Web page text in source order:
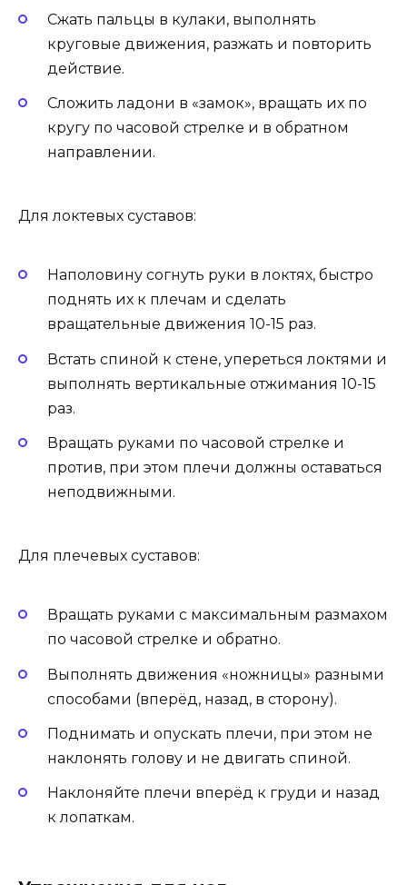
Сжать пальцы в кулаки, выполнять
круговые движения, разжать и повторить
действие.
Сложить ладони в «замок», вращать их по
кругу по часовой стрелке и в обратном
направлении.
Для локтевых суставов:
Наполовину согнуть руки в локтях, быстро
поднять их к плечам и сделать
вращательные движения 10-15 раз.
Встать спиной к стене, упереться локтями и
выполнять вертикальные отжимания 10-15
раз.
Вращать руками по часовой стрелке и
против, при этом плечи должны оставаться
неподвижными.
Для плечевых суставов:
Вращать руками с максимальным размахом
по часовой стрелке и обратно.
Выполнять движения «ножницы» разными
способами (вперёд, назад, в сторону).
Поднимать и опускать плечи, при этом не
наклонять голову и не двигать спиной.
Наклоняйте плечи вперёд к груди и назад
к лопаткам.